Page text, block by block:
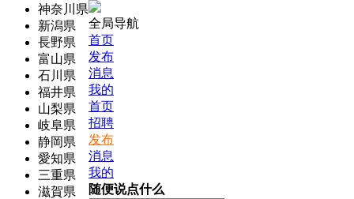
神奈川県
新潟県
長野県
富山県
石川県
福井県
山梨県
岐阜県
静岡県
愛知県
三重県
滋賀県
全局导航
首页
发布
消息
我的
首页
招聘
发布
消息
我的
随便说点什么